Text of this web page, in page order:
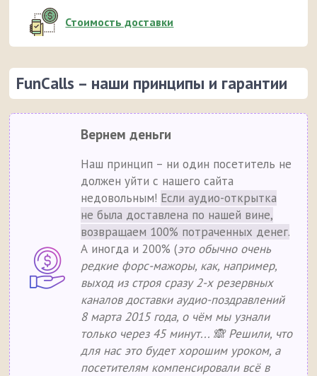
Стоимость доставки
FunCalls – наши принципы и гарантии
Вернем деньги
Наш принцип – ни один посетитель не
должен уйти с нашего сайта
недовольным! Если аудио-открытка
не была доставлена по нашей вине,
возвращаем 100% потраченных денег.
А иногда и 200% (это обычно очень
редкие форс-мажоры, как, например,
выход из строя сразу 2-х резервных
каналов доставки аудио-поздравлений
8 марта 2015 года, о чём мы узнали
только через 45 минут... 🙈 Решили, что
для нас это будет хорошим уроком, а
посетителям компенсировали всё в